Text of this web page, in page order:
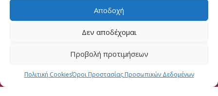
Αποδοχή
Δεν αποδέχομαι
Προβολή προτιμήσεων
Πολιτική CookiesΌροι Προστασίας Προσωπικών Δεδομένων